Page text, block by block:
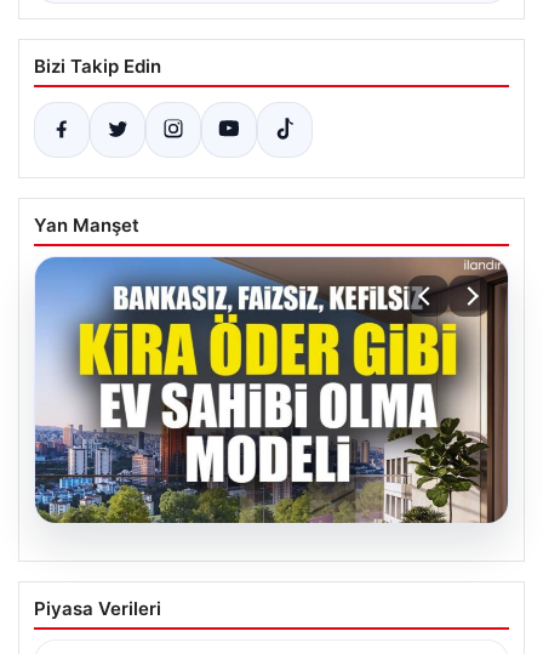
Bizi Takip Edin
Yan Manşet
05.08.2026
DAP Yapı’dan bir ilk! Emlak Konut
güvencesi Dap vizyonuyla kendi
Piyasa Verileri